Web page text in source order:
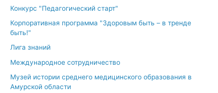
Конкурс "Педагогический старт"
Корпоративная программа "Здоровым быть – в тренде
быть!"
Лига знаний
Международное сотрудничество
Музей истории среднего медицинского образования в
Амурской области